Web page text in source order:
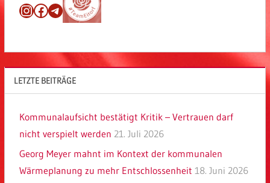
Instagram
Facebook
Telegram
LETZTE BEITRÄGE
Kommunalaufsicht bestätigt Kritik – Vertrauen darf
nicht verspielt werden 21. Juli 2026
Georg Meyer mahnt im Kontext der kommunalen
Wärmeplanung zu mehr Entschlossenheit 18. Juni 2026